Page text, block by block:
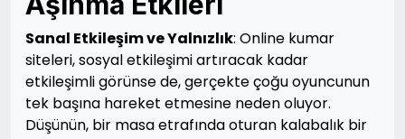
Sanal Etkileşim ve Yalnızlık: Online kumar
siteleri, sosyal etkileşimi artıracak kadar
etkileşimli görünse de, gerçekte çoğu oyuncunun
tek başına hareket etmesine neden oluyor.
Düşünün, bir masa etrafında oturan kalabalık bir